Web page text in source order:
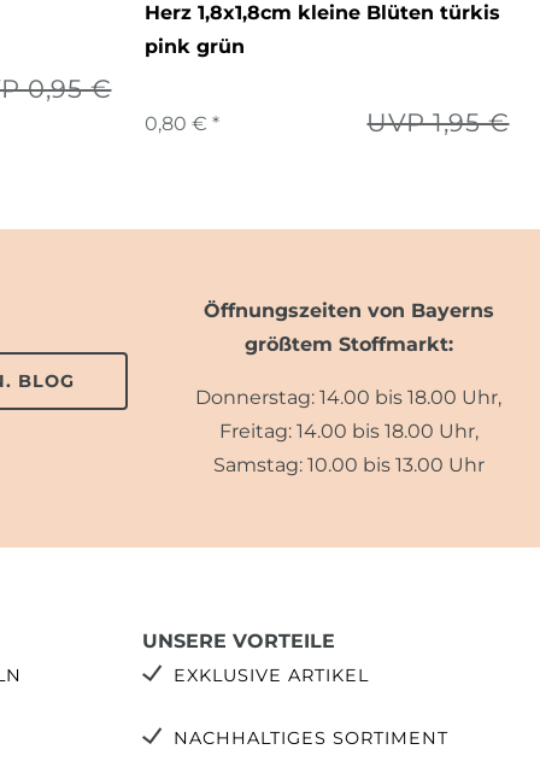
0,95 €
Herz 1,8x1,8cm kleine Blüten türkis
pink grün
UVP 1,95 €
0,80 € *
BLOG
Öffnungszeiten von Bayerns
größtem Stoffmarkt:
Donnerstag: 14.00 bis 18.00 Uhr,
Freitag: 14.00 bis 18.00 Uhr,
Samstag: 10.00 bis 13.00 Uhr
UNSERE VORTEILE
EXKLUSIVE ARTIKEL
NACHHALTIGES SORTIMENT